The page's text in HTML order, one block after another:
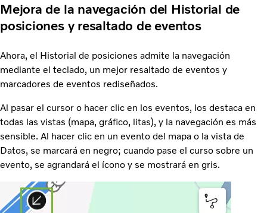
Mejora de la navegación del Historial de
posiciones y resaltado de eventos
Ahora, el Historial de posiciones admite la navegación
mediante el teclado, un mejor resaltado de eventos y
marcadores de eventos rediseñados.
Al pasar el cursor o hacer clic en los eventos, los destaca en
todas las vistas (mapa, gráfico, litas), y la navegación es más
sensible. Al hacer clic en un evento del mapa o la vista de
Datos, se marcará en negro; cuando pase el curso sobre un
evento, se agrandará el ícono y se mostrará en gris.